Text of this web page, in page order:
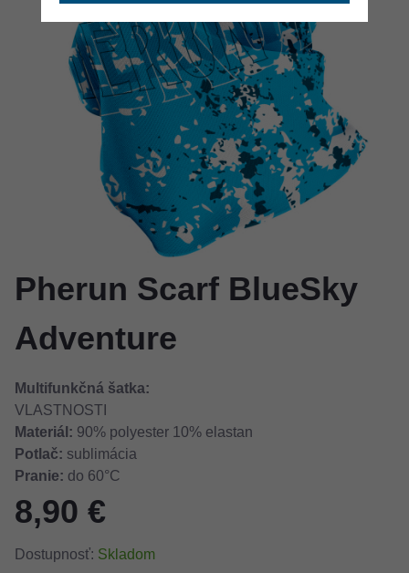
Pherun Scarf BlueSky
Adventure
Multifunkčná šatka:
VLASTNOSTI
Materiál: 90% polyester 10% elastan
Potlač: sublimácia
Pranie: do 60°C
8,90 €
Dostupnosť: Skladom